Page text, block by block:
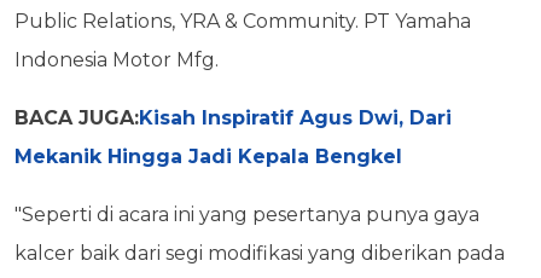
Public Relations, YRA & Community. PT Yamaha
Indonesia Motor Mfg.
BACA JUGA:Kisah Inspiratif Agus Dwi, Dari
Mekanik Hingga Jadi Kepala Bengkel
"Seperti di acara ini yang pesertanya punya gaya
kalcer baik dari segi modifikasi yang diberikan pada